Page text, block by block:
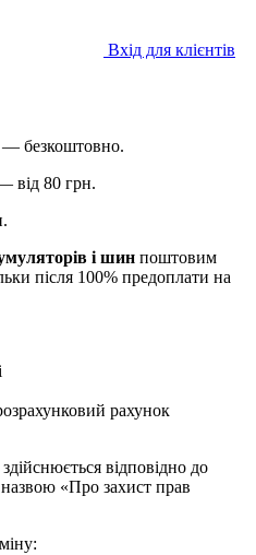
Вхід для клієнтів
— безкоштовно.
від 80 грн.
і шин поштовим
після 100% предоплати на
рахунок
відповідно до
«Про захист прав